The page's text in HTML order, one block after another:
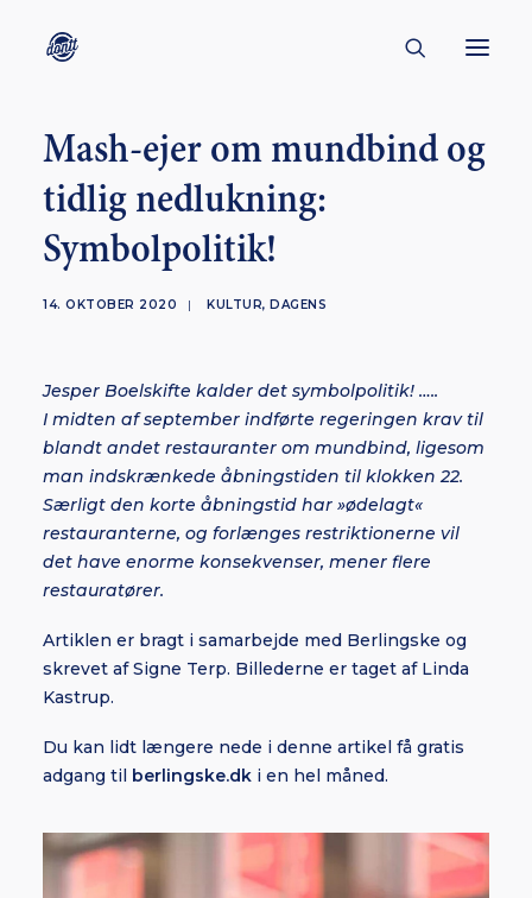
CONTACT
ABOUT
ENGLISH
BORNHOLM
SUBSCRIBE
Mash-ejer om mundbind og
tidlig nedlukning:
Symbolpolitik!
14. OKTOBER 2020 | KULTUR, DAGENS
Jesper Boelskifte kalder det symbolpolitik! …..
I midten af september indførte regeringen krav til
blandt andet restauranter om mundbind, ligesom
man indskrænkede åbningstiden til klokken 22.
Særligt den korte åbningstid har »ødelagt«
restauranterne, og forlænges restriktionerne vil
det have enorme konsekvenser, mener flere
restauratører.
Artiklen er bragt i samarbejde med Berlingske og
skrevet af Signe Terp. Billederne er taget af Linda
Kastrup.
Du kan lidt længere nede i denne artikel få gratis
adgang til berlingske.dk i en hel måned.